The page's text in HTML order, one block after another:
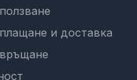
и доставка